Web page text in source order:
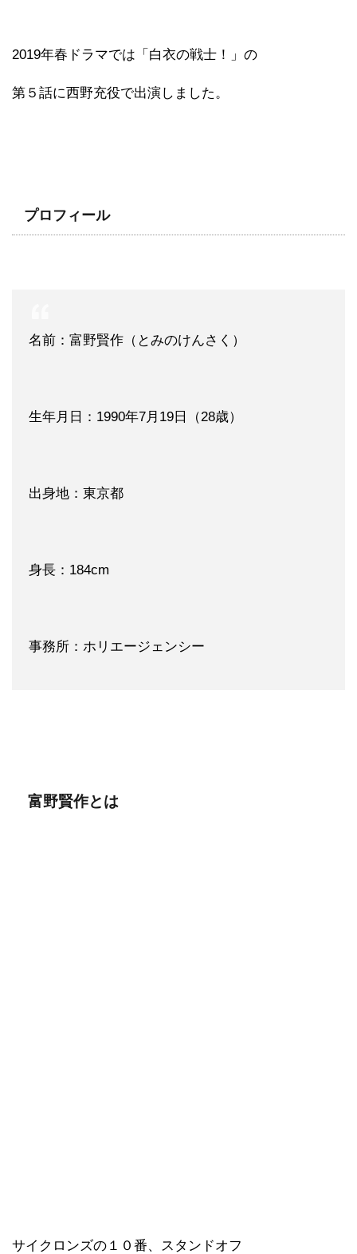
2019年春ドラマでは「白衣の戦士！」の
第５話に西野充役で出演しました。
プロフィール
名前：富野賢作（とみのけんさく）
生年月日：1990年7月19日（28歳）
出身地：東京都
身長：184cm
事務所：ホリエージェンシー
富野賢作とは
サイクロンズの１０番、スタンドオフ